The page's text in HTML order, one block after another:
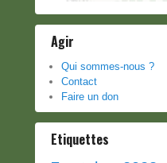
Agir
Qui sommes-nous ?
Contact
Faire un don
Etiquettes